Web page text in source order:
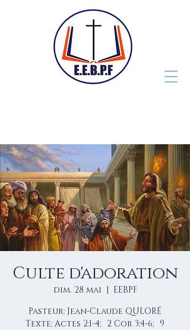
Culte d'adoration
dim. 28 mai
  |
EEBPF
Pasteur: Jean-Claude QULORÉ
Texte: Actes 2:1-4; 2 Cor 3:4-6; 9